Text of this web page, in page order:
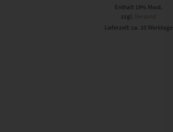
Enthält 19% Mwst.
zzgl.Versand
Lieferzeit: ca. 10 Werktage